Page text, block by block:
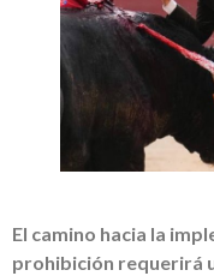
El camino hacia la
prohibición requerirá